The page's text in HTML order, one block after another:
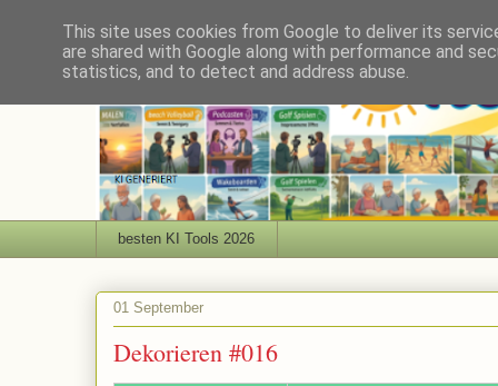
besten KI Tools 2026
01 September
Dekorieren #016
This site uses cookies from Google to deliver its
are shared with Google along with performance and
statistics, and to detect and address abuse.